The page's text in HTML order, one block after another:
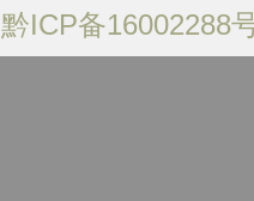
黔ICP备16002288